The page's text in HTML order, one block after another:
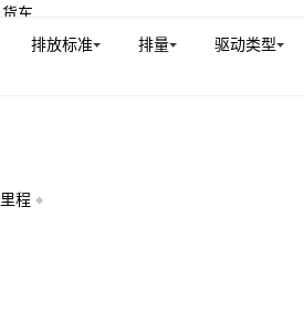
货车
排放标准 排量 驱动类型
里程